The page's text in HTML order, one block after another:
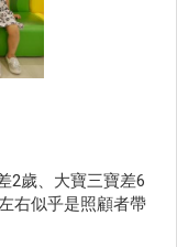
2歲、大寶三寶差6
右似乎是照顧者帶